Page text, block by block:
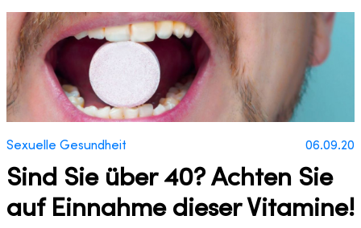
Sexuelle Gesundheit 06.09.20
Sind Sie über 40? Achten Sie
auf Einnahme dieser Vitamine!